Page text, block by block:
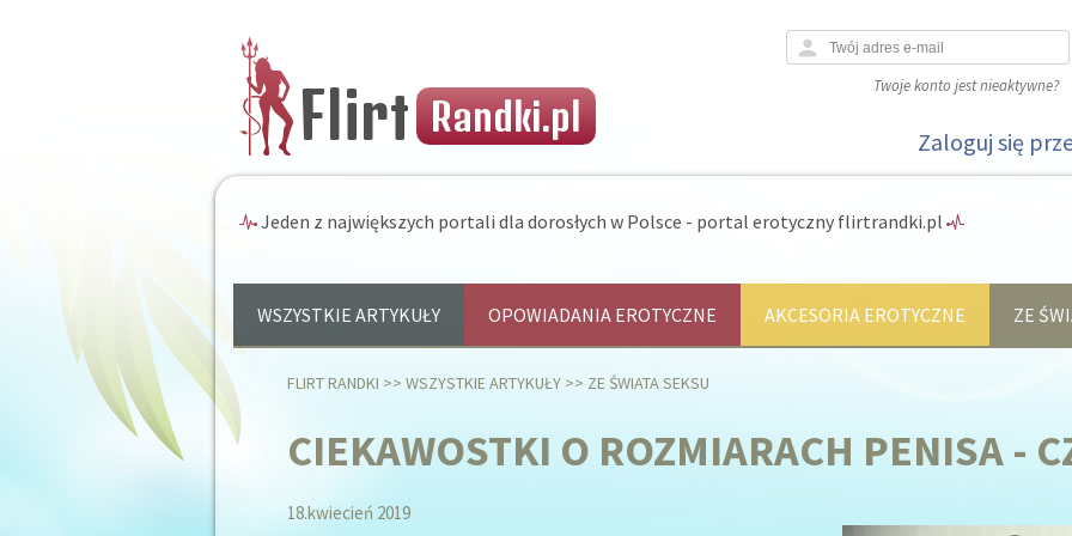
Flirt Randki.pl
person
Twoje konto jest nieaktywne?
Zaloguj się
Jeden z największych portali dla dorosłych w Polsce - portal erotyczny flirtrandki.pl
WSZYSTKIE ARTYKUŁY OPOWIADANIA EROTYCZNE AKCESORIA EROTYCZNE ZE
FLIRT RANDKI >> WSZYSTKIE ARTYKUŁY >> ZE ŚWIATA SEKSU
CIEKAWOSTKI O ROZMIARACH PENISA -
18.kwiecień 2019